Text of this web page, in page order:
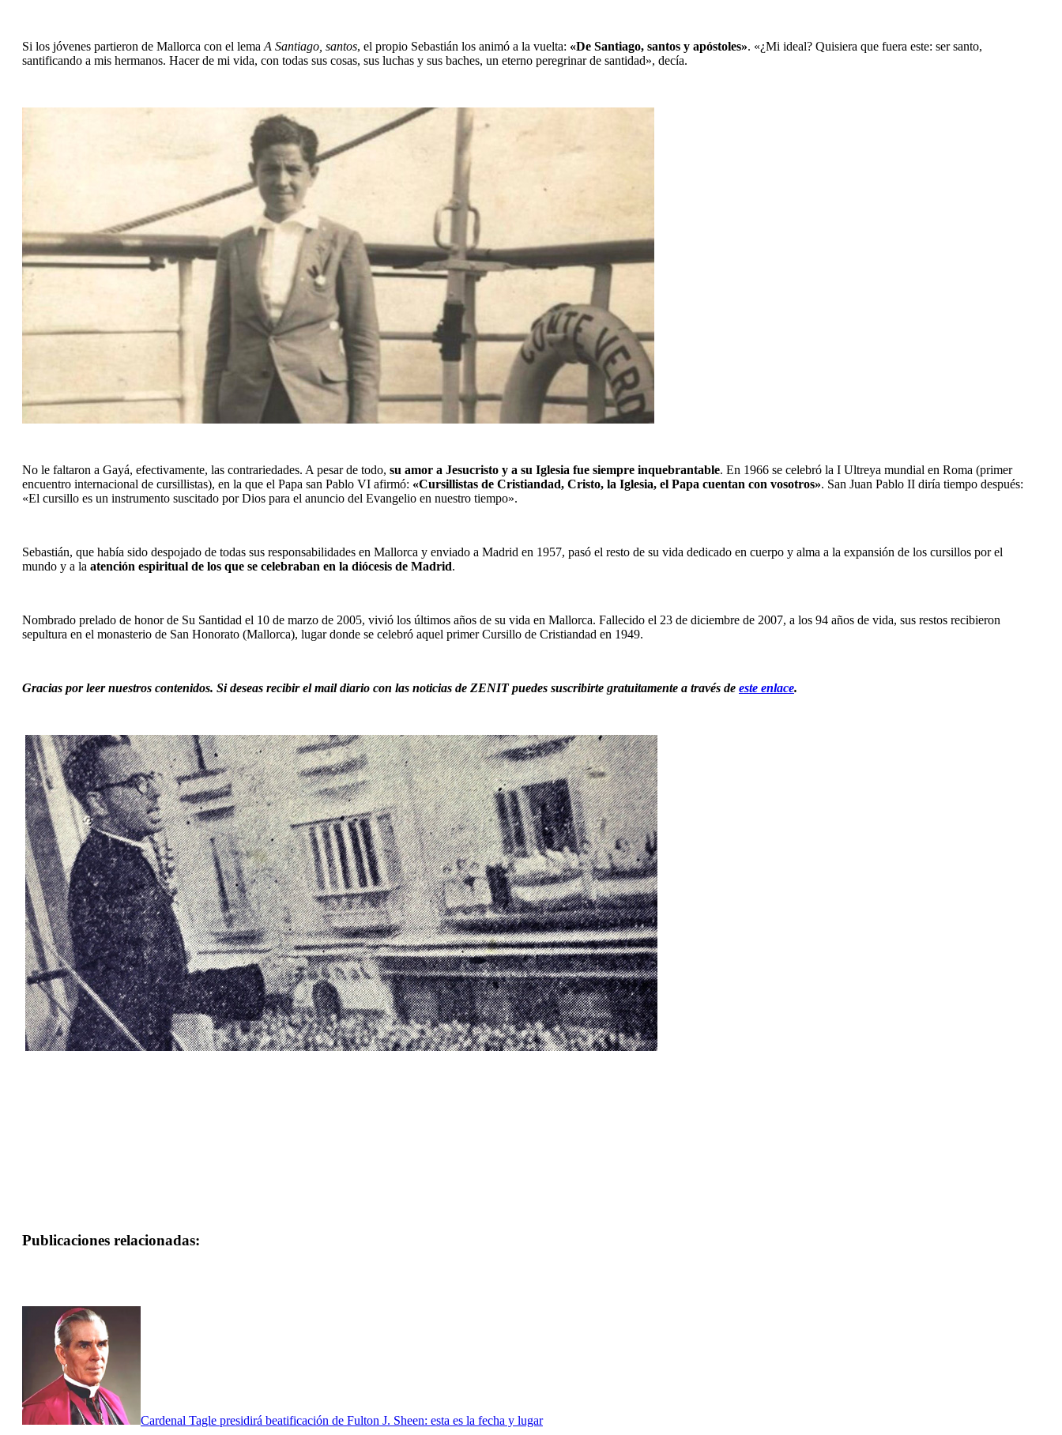
Si los jóvenes partieron de Mallorca con el lema A Santiago, santos, el propio Sebastián los animó a la vuelta: «De Santiago, santos y apóstoles». «¿Mi ideal? Quisiera que fuera este: ser santo,
santificando a mis hermanos. Hacer de mi vida, con todas sus cosas, sus luchas y sus baches, un eterno peregrinar de santidad», decía.
No le faltaron a Gayá, efectivamente, las contrariedades. A pesar de todo, su amor a Jesucristo y a su Iglesia fue siempre inquebrantable. En 1966 se celebró la I Ultreya mundial en Roma (primer
encuentro internacional de cursillistas), en la que el Papa san Pablo VI afirmó: «Cursillistas de Cristiandad, Cristo, la Iglesia, el Papa cuentan con vosotros». San Juan Pablo II diría tiempo después:
«El cursillo es un instrumento suscitado por Dios para el anuncio del Evangelio en nuestro tiempo».
Sebastián, que había sido despojado de todas sus responsabilidades en Mallorca y enviado a Madrid en 1957, pasó el resto de su vida dedicado en cuerpo y alma a la expansión de los cursillos por el
mundo y a la atención espiritual de los que se celebraban en la diócesis de Madrid.
Nombrado prelado de honor de Su Santidad el 10 de marzo de 2005, vivió los últimos años de su vida en Mallorca. Fallecido el 23 de diciembre de 2007, a los 94 años de vida, sus restos recibieron
sepultura en el monasterio de San Honorato (Mallorca), lugar donde se celebró aquel primer Cursillo de Cristiandad en 1949.
Gracias por leer nuestros contenidos. Si deseas recibir el mail diario con las noticias de ZENIT puedes suscribirte gratuitamente a través de este enlace.
Publicaciones relacionadas:
Cardenal Tagle presidirá beatificación de Fulton J. Sheen: esta es la fecha y lugar